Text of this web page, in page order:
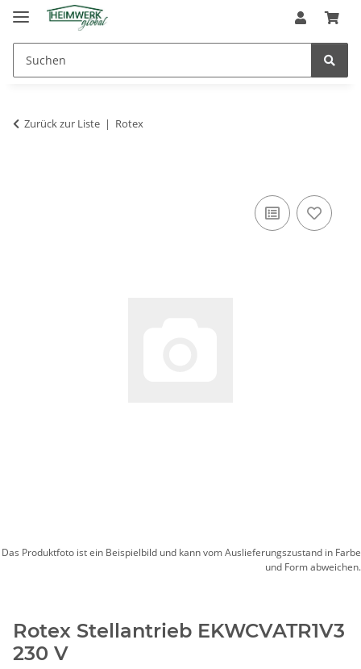
Zurück zur Liste Rotex
Das Produktfoto ist ein Beispielbild und kann vom Auslieferungszustand in Farbe
und Form abweichen.
Rotex Stellantrieb EKWCVATR1V3
230 V